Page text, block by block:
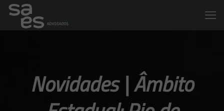
Novidades | Âmbito